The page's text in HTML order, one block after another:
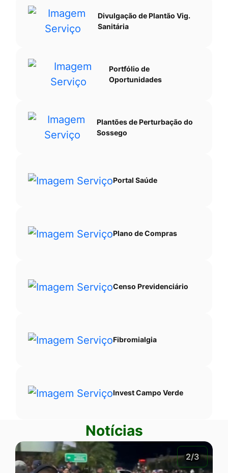
Divulgação de Plantão Vig.
Sanitária
Portfólio de
Oportunidades
Plantões de Perturbação do
Sossego
Portal Saúde
Plano de Compras
Censo Previdenciário
Fibromialgia
Invest Campo Verde
Notícias
2/3